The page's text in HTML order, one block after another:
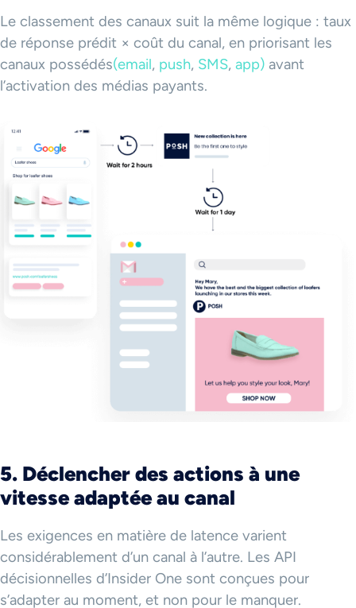
Le classement des canaux suit la même logique : taux
de réponse prédit × coût du canal, en priorisant les
canaux possédés(email, push, SMS, app) avant
l’activation des médias payants.
5. Déclencher des actions à une
vitesse adaptée au canal
Les exigences en matière de latence varient
considérablement d’un canal à l’autre. Les API
décisionnelles d’Insider One sont conçues pour
s’adapter au moment, et non pour le manquer.